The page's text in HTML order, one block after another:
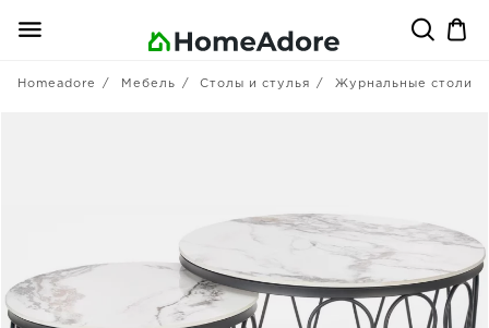
Homeadore Мебель Столы и стулья Журнальные столики